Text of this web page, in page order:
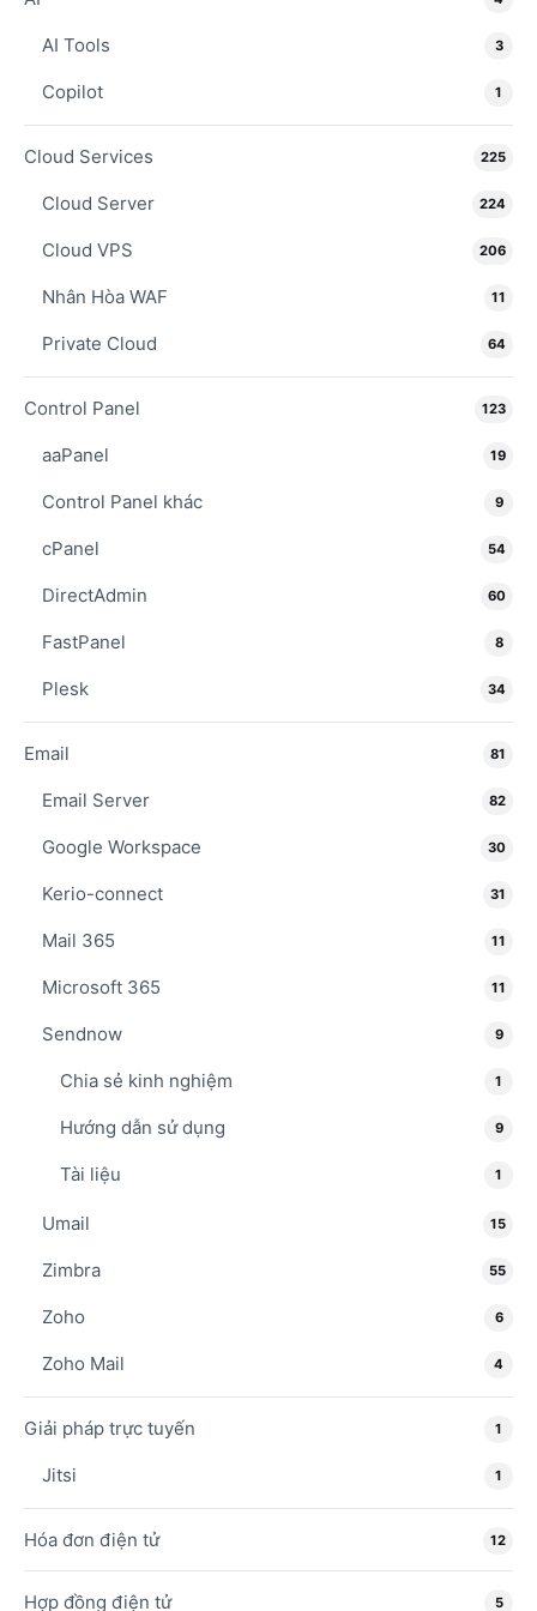
AI Tools 3
Copilot 1
Cloud Services 225
Cloud Server 224
Cloud VPS 206
Nhân Hòa WAF 11
Private Cloud 64
Control Panel 123
aaPanel 19
Control Panel khác 9
cPanel 54
DirectAdmin 60
FastPanel 8
Plesk 34
Email 81
Email Server 82
Google Workspace 30
Kerio-connect 31
Mail 365 11
Microsoft 365 11
Sendnow 9
Chia sẻ kinh nghiệm 1
Hướng dẫn sử dụng 9
Tài liệu 1
Umail 15
Zimbra 55
Zoho 6
Zoho Mail 4
Giải pháp trực tuyến 1
Jitsi 1
Hóa đơn điện tử 12
Hợp đồng điện tử 5